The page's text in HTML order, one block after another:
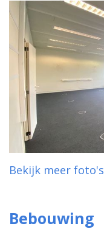
Bekijk meer foto's
Bebouwing